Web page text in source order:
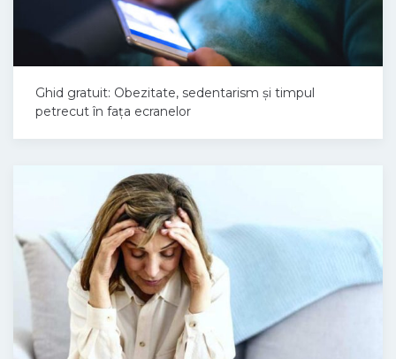
Ghid gratuit: Obezitate, sedentarism și timpul
petrecut în fața ecranelor